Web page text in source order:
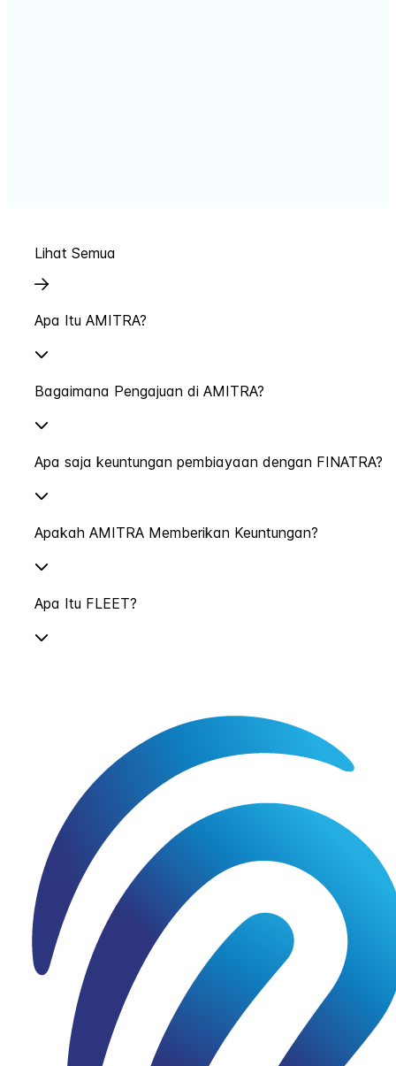
Lihat Semua
Apa Itu AMITRA?
Bagaimana Pengajuan di AMITRA?
Apa saja keuntungan pembiayaan dengan FINATRA?
Apakah AMITRA Memberikan Keuntungan?
Apa Itu FLEET?